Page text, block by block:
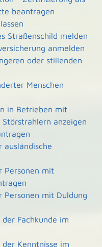
beantragen
Straßenschild melden
anmelden
oder stillenden
Menschen
in Betrieben mit
anzeigen
ausländische
Personen mit
Personen mit Duldung
Fachkunde im
der Kenntnisse im